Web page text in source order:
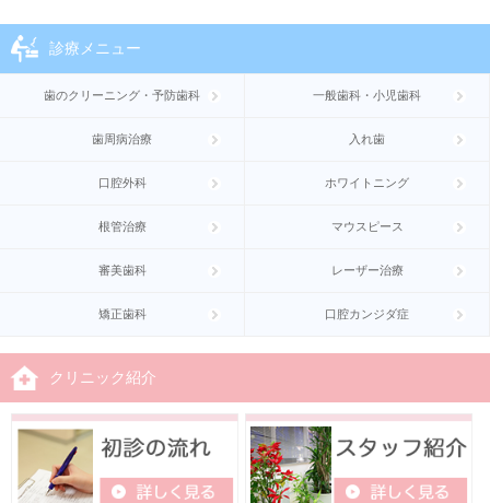
診療メニュー
歯のクリーニング・予防歯科
歯周病治療
口腔外科
根管治療
審美歯科
矯正歯科
一般歯科・小児歯科
入れ歯
ホワイトニング
マウスピース
レーザー治療
口腔カンジダ症
クリニック紹介